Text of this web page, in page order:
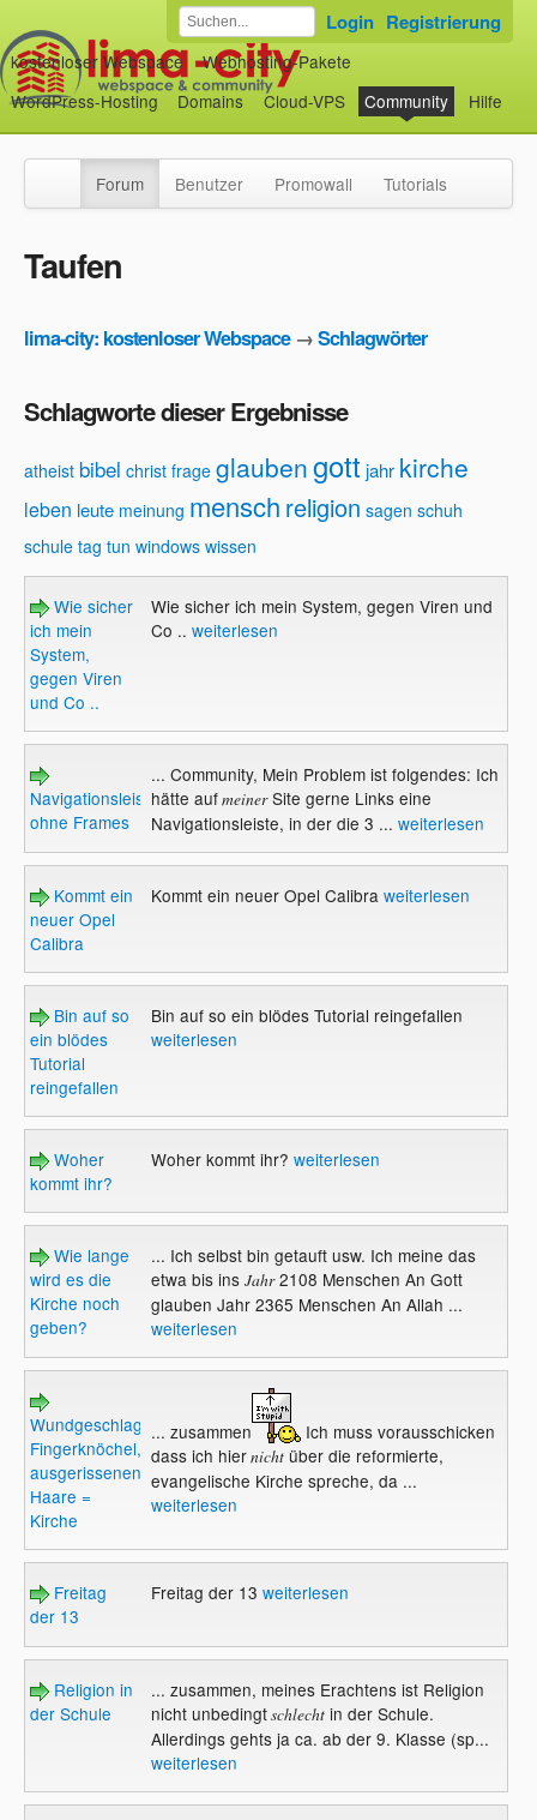
kostenloser Webspace
Webhosting-Pakete
WordPress-Hosting
Domains Cloud-VPS Community Hilfe
Login Registrierung
Forum Benutzer Promowall Tutorials
Taufen
lima-city: kostenloser Webspace→Schlagwörter
Schlagworte dieser Ergebnisse
atheist bibel christ frage glaubengott jahr kirche
leben leute meinung mensch religion sagen schuh
schule tag tun windows wissen
Wie sicher
ich mein
System,
gegen Viren
und Co ..
Wie sicher ich mein System, gegen Viren und
Co .. weiterlesen
Navigationsleiste
ohne Frames
... Community, Mein Problem ist folgendes: Ich
hätte aufmeinerSite gerne Links eine
Navigationsleiste, in der die 3 ... weiterlesen
Kommt ein
neuer Opel
Calibra
Kommt ein neuer Opel Calibra weiterlesen
Bin auf so
ein blödes
Tutorial
reingefallen
Bin auf so ein blödes Tutorial reingefallen
weiterlesen
Woher
kommt ihr?
Woher kommt ihr? weiterlesen
Wie lange
wird es die
Kirche noch
geben?
... Ich selbst bin getauft usw. Ich meine das
etwa bis ins Jahr2108 Menschen An Gott
glauben Jahr 2365 Menschen An Allah ...
weiterlesen
Wundgeschlagene
Fingerknöchel,
ausgerissenen
Haare =
Kirche
... zusammen
Ich muss vorausschicken
dass ich hiernichtüber die reformierte,
evangelische Kirche spreche, da ...
weiterlesen
Freitag
der 13
Freitag der 13 weiterlesen
Religion in
der Schule
... zusammen, meines Erachtens ist Religion
nicht unbedingtschlechtin der Schule.
Allerdings gehts ja ca. ab der 9. Klasse (sp...
weiterlesen